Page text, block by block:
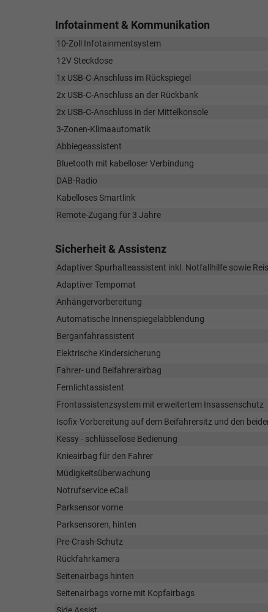
Infotainment & Kommunikation
10-Zoll Infotainmentsystem
12V Steckdose
1x USB-C-Anschluss im Rückspiegel
2x USB-C-Anschluss an der Rückbank
2x USB-C-Anschluss in der Mittelkonsole
3-Zonen-Klimaautomatik
Abbiegeassistent
Bluetooth mit kabelloser Verbindung
DAB-Radio
Kabelloses Smartlink
Remote-Zugang für 3 Jahre
Sicherheit & Assistenz
Adaptiver Spurhalteassistent inkl. Notfallhilfe sowie
Adaptiver Tempomat
Anhängervorbereitung
Automatische Innenspiegelabblendung
Berganfahrassistent
Elektrische Kindersicherung
Fahrer- und Beifahrerairbag
Fernlichtassistent
Frontassistenzsystem mit erweitertem Insassenschutz
Isofix-Vorbereitung auf dem Beifahrersitz und den
Kessy - schlüssellose Bedienung
Knieairbag für den Fahrer
Müdigkeitsüberwachung
Notrufservice eCall
Parksensor vorne
Parksensoren, hinten
Pre-Crash-Schutz
Rückfahrkamera
Seitenairbags hinten
Seitenairbags vorne mit Kopfairbags